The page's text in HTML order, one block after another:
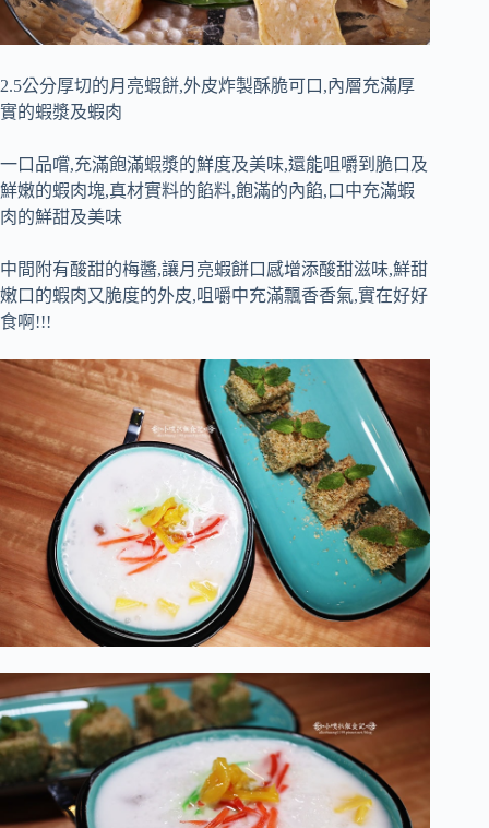
2.5公分厚切的月亮蝦餅,外皮炸製酥脆可口,內層充滿厚
實的蝦漿及蝦肉
一口品嚐,充滿飽滿蝦漿的鮮度及美味,還能咀嚼到脆口及
鮮嫩的蝦肉塊,真材實料的餡料,飽滿的內餡,口中充滿蝦
肉的鮮甜及美味
中間附有酸甜的梅醬,讓月亮蝦餅口感增添酸甜滋味,鮮甜
嫩口的蝦肉又脆度的外皮,咀嚼中充滿飄香香氣,實在好好
食啊!!!